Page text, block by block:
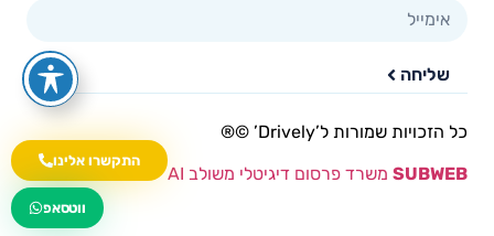
התקשרו אלינו
wa.me/535216644
ווטסאפ
שליחה
כל הזכויות שמורות ל’Drively’ ©®​
SUBWEB משרד פרסום דיגיטלי משולב AI